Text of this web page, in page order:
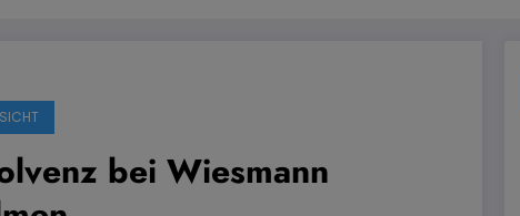
bei Wiesmann